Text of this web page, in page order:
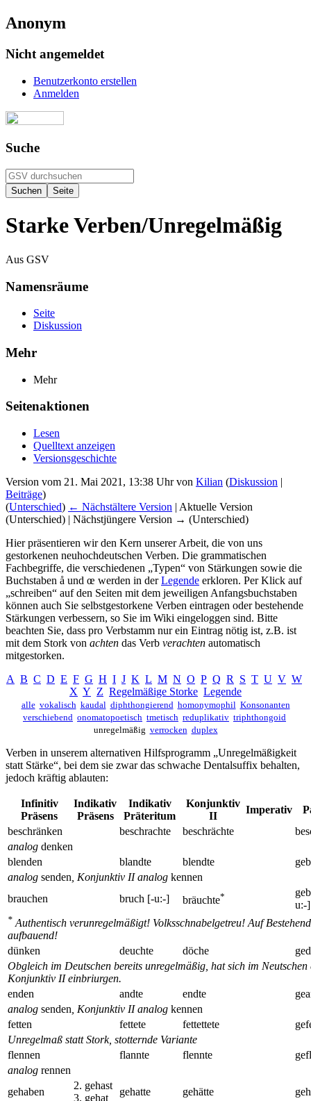
Anonym
Nicht angemeldet
Benutzerkonto erstellen
Anmelden
Suche
Starke Verben/Unregelmäßig
Aus GSV
Namensräume
Seite
Diskussion
Mehr
Mehr
Seitenaktionen
Lesen
Quelltext anzeigen
Versionsgeschichte
Version vom 21. Mai 2021, 13:38 Uhr von Kilian (Diskussion |
Beiträge)
(Unterschied) ← Nächstältere Version | Aktuelle Version
(Unterschied) | Nächstjüngere Version → (Unterschied)
Hier präsentieren wir den Kern unserer Arbeit, die von uns
gestorkenen neuhochdeutschen Verben. Die grammatischen
Fachbegriffe, die verschiedenen „Typen“ von Stärkungen sowie die
Buchstaben å und œ werden in derLegende erkloren. Per Klick auf
„schreiben“ auf den Seiten mit dem jeweiligen Anfangsbuchstaben
können auch Sie selbstgestorkene Verben eintragen oder bestehende
Stärkungen verbessern, so Sie im Wiki eingeloggen sind. Bitte
beachten Sie, dass pro Verbstamm nur ein Eintrag nötig ist, z.B. ist
mit dem Stork von achten das Verb verachten automatisch
mitgestorken.
A B C D E F G H I J K L M N O P Q R S T U V W
X Y Z Regelmäßige Storke Legende
alle vokalisch kaudal diphthongierend homonymophil Konsonanten
verschiebend onomatopoetisch tmetisch reduplikativ triphthongoid
unregelmäßig verrocken duplex
Verben in unserem alternativen Hilfsprogramm „Unregelmäßigkeit
statt Stärke“, bei dem sie zwar das schwache Dentalsuffix behalten,
jedoch kräftig ablauten:
Infinitiv
Präsens
Indikativ
Präsens
Indikativ
Präteritum
Konjunktiv
II
Imperativ
beschränken
beschrachte beschrächte
analog denken
blenden
blandte blendte
analog senden , Konjunktiv II analog kennen
brauchen
bruch [-u:-] bräuchte*
u:-]
* Authentisch verunregelmäßigt! Volksschnabelgetreu! Auf
aufbauend!
dünken
deuchte döche
Obgleich im Deutschen bereits unregelmäßig, hat sich im Neutschen
Konjunktiv II einbriurgen.
enden
andte endte
analog senden , Konjunktiv II analog kennen
fetten
fettete fettettete
Unregelmaß statt Stork, stotternde Variante
flennen
flannte flennte
analog rennen
gehaben
2. gehast
3. gehat
gehatte gehätte